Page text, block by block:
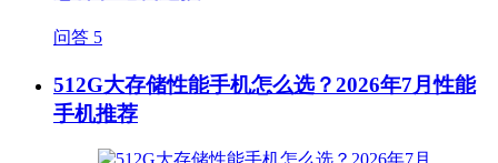
问答 5
512G大存储性能手机怎么选？2026年7月性能
手机推荐